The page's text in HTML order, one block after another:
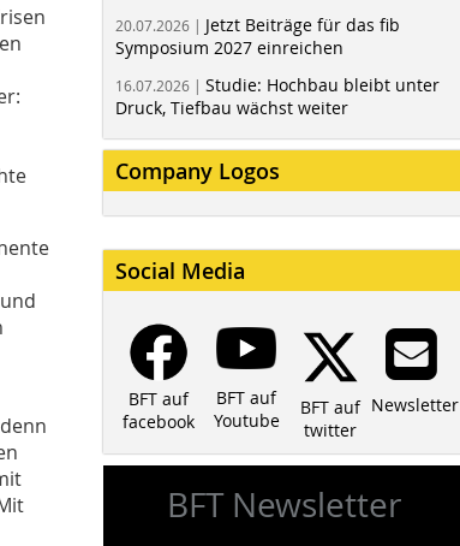
20.07.2026 | Jetzt Beiträge für das fib
Symposium 2027 einreichen
16.07.2026 | Studie: Hochbau bleibt unter
Druck, Tiefbau wächst weiter
Company Logos
Social Media
BFT auf
facebook
BFT auf
Youtube
BFT auf
twitter
Newsletter
BFT Newsletter